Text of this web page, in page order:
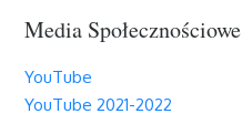
Media Społecznościowe
YouTube
YouTube 2021-2022